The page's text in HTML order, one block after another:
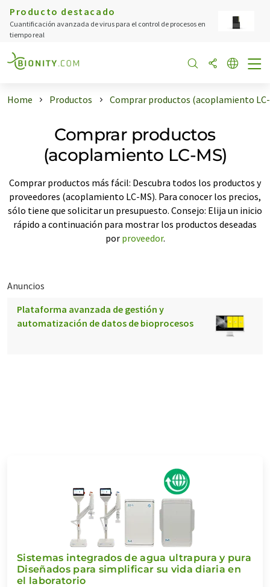
Producto destacado
Cuantificación avanzada de virus para el control de procesos en
tiempo real
Home Productos Comprar productos (acoplamiento
Comprar productos
(acoplamiento LC-MS)
Comprar productos más fácil: Descubra todos los productos y
proveedores (acoplamiento LC-MS). Para conocer los precios,
sólo tiene que solicitar un presupuesto. Consejo: Elija un inicio
rápido a continuación para mostrar los productos deseadas
por proveedor.
Anuncios
Plataforma avanzada de gestión y
automatización de datos de bioprocesos
Sistemas integrados de agua ultrapura y pura
Diseñados para simplificar su vida diaria en
el laboratorio